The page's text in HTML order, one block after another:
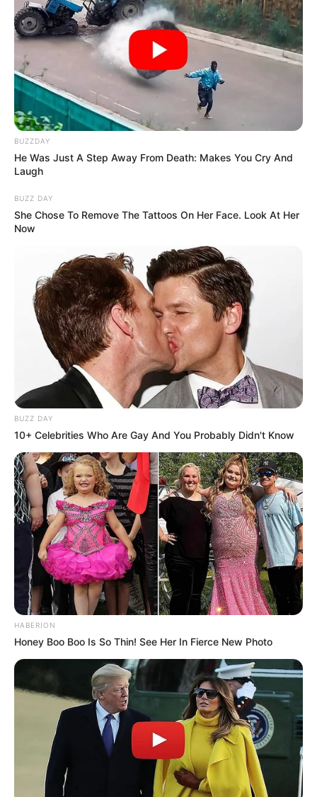
BUZZDAY
He Was Just A Step Away From Death: Makes You Cry And
Laugh
BUZZ DAY
She Chose To Remove The Tattoos On Her Face. Look At Her
Now
BUZZ DAY
10+ Celebrities Who Are Gay And You Probably Didn't Know
HABERION
Honey Boo Boo Is So Thin! See Her In Fierce New Photo